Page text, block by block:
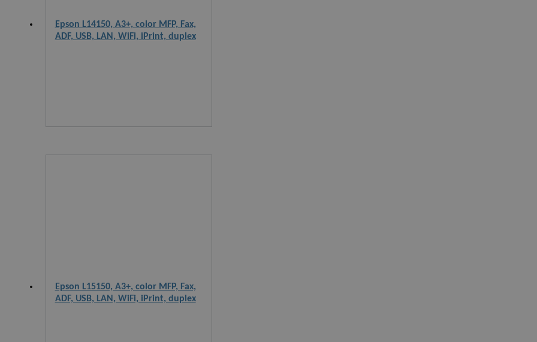
Epson L14150, A3+, color MFP, Fax,
ADF, USB, LAN, WiFi, iPrint, duplex
Epson L15150, A3+, color MFP, Fax,
ADF, USB, LAN, WiFi, iPrint, duplex